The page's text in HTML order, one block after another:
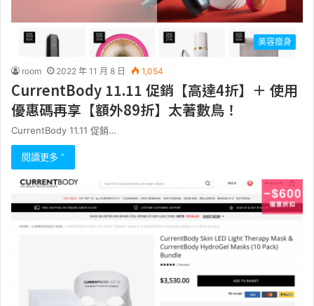
美容瘦身
room 2022 年 11 月 8 日 1,054
CurrentBody 11.11 促銷【高達4折】＋ 使用
優惠碼再享【額外89折】太著數鳥！
CurrentBody 11.11 促銷…
閱讀更多 ”